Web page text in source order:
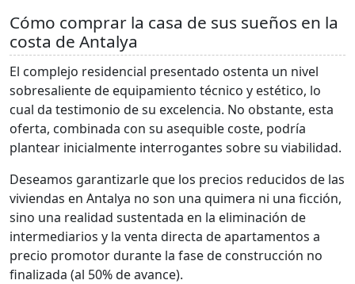
Cómo comprar la casa de sus sueños en la
costa de Antalya
El complejo residencial presentado ostenta un nivel
sobresaliente de equipamiento técnico y estético, lo
cual da testimonio de su excelencia. No obstante, esta
oferta, combinada con su asequible coste, podría
plantear inicialmente interrogantes sobre su viabilidad.
Deseamos garantizarle que los precios reducidos de las
viviendas en Antalya no son una quimera ni una ficción,
sino una realidad sustentada en la eliminación de
intermediarios y la venta directa de apartamentos a
precio promotor durante la fase de construcción no
finalizada (al 50% de avance).